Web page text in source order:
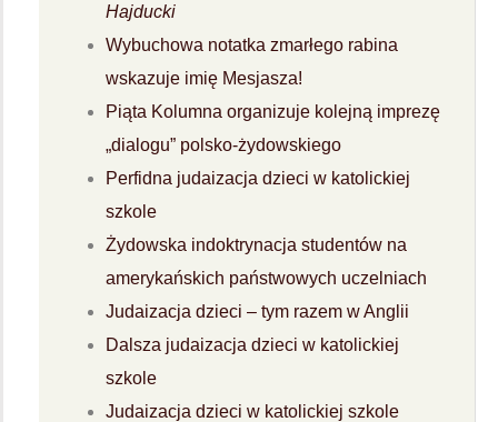
Hajducki
Wybuchowa notatka zmarłego rabina
wskazuje imię Mesjasza!
Piąta Kolumna organizuje kolejną imprezę
„dialogu” polsko-żydowskiego
Perfidna judaizacja dzieci w katolickiej
szkole
Żydowska indoktrynacja studentów na
amerykańskich państwowych uczelniach
Judaizacja dzieci – tym razem w Anglii
Dalsza judaizacja dzieci w katolickiej
szkole
Judaizacja dzieci w katolickiej szkole